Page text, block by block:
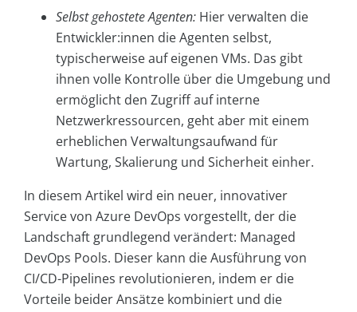
Selbstgehostete Agenten: Hier verwalten die
Entwickler:innen die Agenten selbst,
typischerweise auf eigenen VMs. Das gibt
ihnen volle Kontrolle über die Umgebung und
ermöglicht den Zugriff auf interne
Netzwerkressourcen, geht aber mit einem
erheblichen Verwaltungsaufwand für
Wartung, Skalierung und Sicherheit einher.
In diesem Artikel wird ein neuer, innovativer
Service von Azure DevOps vorgestellt, der die
Landschaft grundlegend verändert: Managed
DevOps Pools. Dieser kann die Ausführung von
CI/CD-Pipelines revolutionieren, indem er die
Vorteile beider Ansätze kombiniert und die